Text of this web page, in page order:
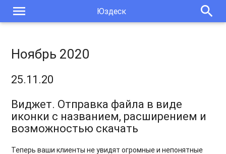
menu Юздеск search
Ноябрь 2020
25.11.20
Виджет. Отправка файла в виде
иконки с названием, расширением и
возможностью скачать
Теперь ваши клиенты не увидят огромные и непонятные